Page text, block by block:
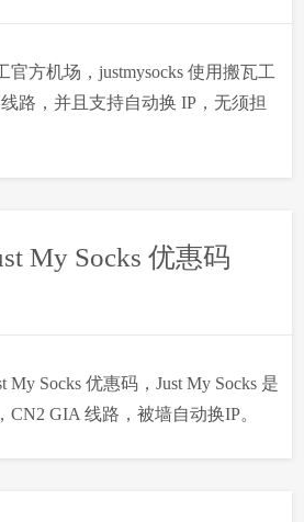
官方机场，justmysocks 使用搬瓦工
路，并且支持自动换 IP，无须担
My Socks 优惠码
My Socks 优惠码，Just My Socks 是
GIA 线路，被墙自动换IP。